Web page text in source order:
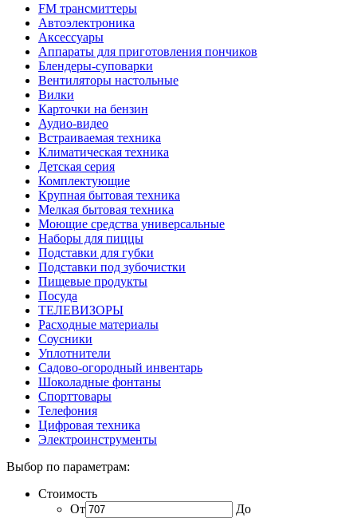
FM трансмиттеры
Автоэлектроника
Аксессуары
Аппараты для приготовления пончиков
Блендеры-суповарки
Вентиляторы настольные
Вилки
Карточки на бензин
Аудио-видео
Встраиваемая техника
Климатическая техника
Детская серия
Комплектующие
Крупная бытовая техника
Мелкая бытовая техника
Моющие средства универсальные
Наборы для пиццы
Подставки для губки
Подставки под зубочистки
Пищевые продукты
Посуда
ТЕЛЕВИЗОРЫ
Расходные материалы
Соусники
Уплотнители
Садово-огородный инвентарь
Шоколадные фонтаны
Спорттовары
Телефония
Цифровая техника
Электроинструменты
Выбор по параметрам:
Стоимость
От
До